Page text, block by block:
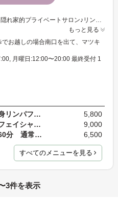
もっと見る
お越しの場合南口を出て、マツキ
月曜日:12:00〜20:00 最終受付 1
【初回限定】着衣のままで全身リンパフロー60分(疲労…
5,800
【初回限定】オーダーメイドフェイシャル＋背面マッ…
9,000
オーダーメイドフェイシャル60分 通常価格8,800円
6,500
すべてのメニューを見る
3件を表示